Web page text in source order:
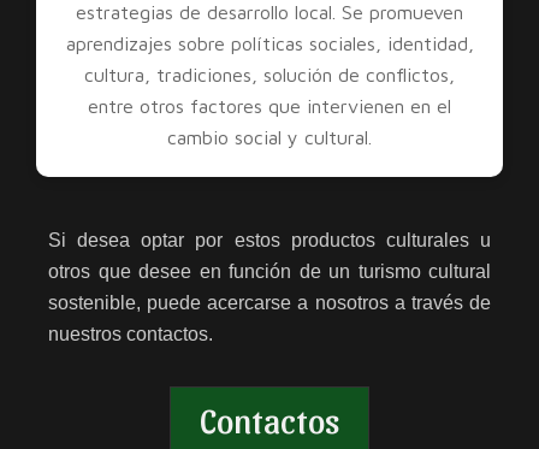
estrategias de desarrollo local. Se promueven
aprendizajes sobre políticas sociales, identidad,
cultura, tradiciones, solución de conflictos,
entre otros factores que intervienen en el
cambio social y cultural.
Si desea optar por estos productos culturales u
otros que desee en función de un turismo cultural
sostenible, puede acercarse a nosotros a través de
nuestros contactos.
Contactos